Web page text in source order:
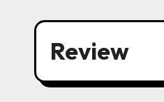
Review